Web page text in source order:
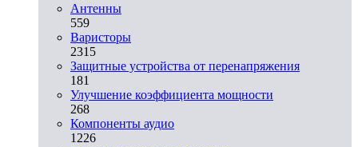
Антенны
559
Варисторы
2315
Защитные устройства от перенапряжения
181
Улучшение коэффициента мощности
268
Компоненты аудио
1226